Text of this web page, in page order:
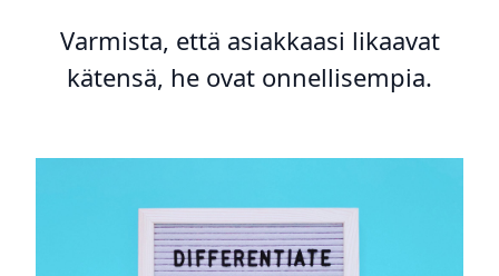
Varmista, että asiakkaasi likaavat
kätensä, he ovat onnellisempia.